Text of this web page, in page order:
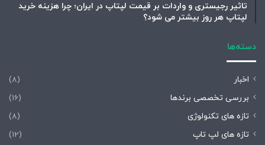
تاثیر رجیستری و واردات بر قیمت لپتاپ در ایران؛ چرا هزینه خرید
لپتاپ هر روز بیشتر می شود؟
دسته‌ها
اخبار
(8)
بررسی تخصصی برندها
(16)
تازه های تکنولوژی
(8)
تازه های لپ تاپ
(12)